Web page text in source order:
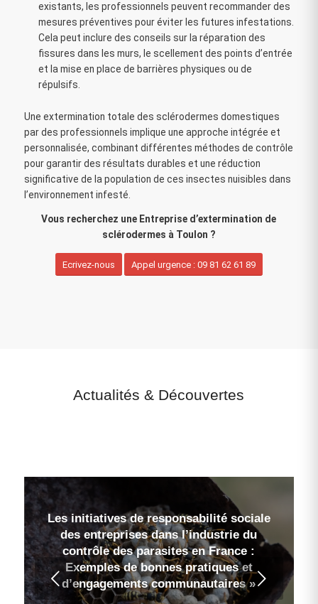
existants, les professionnels peuvent recommander des
mesures préventives pour éviter les futures infestations.
Cela peut inclure des conseils sur la réparation des
fissures dans les murs, le scellement des points d’entrée
et la mise en place de barrières physiques ou de
répulsifs.
Une extermination totale des sclérodermes domestiques
par des professionnels implique une approche intégrée et
personnalisée, combinant différentes méthodes de contrôle
pour garantir des résultats durables et une réduction
significative de la population de ces insectes nuisibles dans
l’environnement infesté.
Vous recherchez une Entreprise d’extermination de
sclérodermes à Toulon ?
Ecrivez-nous Appel urgence : 09 81 62 61 89
Actualités& Découvertes
Les initiatives de responsabilité sociale
des entreprises dans l’industrie du
contrôle des parasites en France :
Exemples de bonnes pratiques et
d’engagements communautaires »
Suivant